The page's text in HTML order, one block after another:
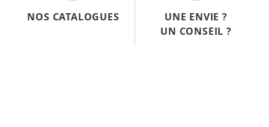
NOS CATALOGUES
UNE ENVIE ?
UN CONSEIL ?